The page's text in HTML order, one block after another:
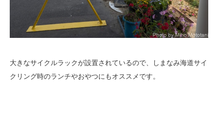
大きなサイクルラックが設置されているので、しまなみ海道サイ
クリング時のランチやおやつにもオススメです。